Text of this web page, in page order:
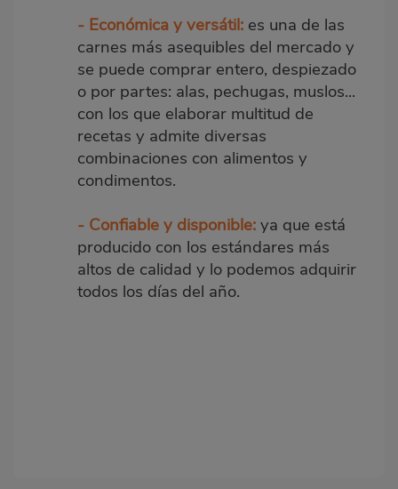
- Económica y versátil: es una de las
carnes más asequibles del mercado y
se puede comprar entero, despiezado
o por partes: alas, pechugas, muslos...
con los que elaborar multitud de
recetas y admite diversas
combinaciones con alimentos y
condimentos.
- Confiable y disponible:ya que está
producido con los estándares más
altos de calidad y lo podemos adquirir
todos los días del año.